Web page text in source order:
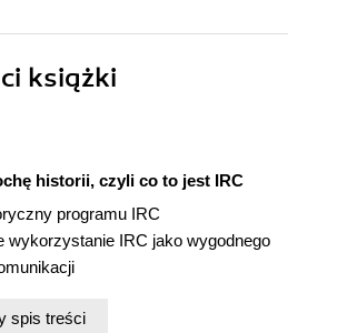
książki
historii, czyli co to jest IRC
programu IRC
wykorzystanie IRC jako wygodnego
się podłączyć - podstawy IRC
spis treści